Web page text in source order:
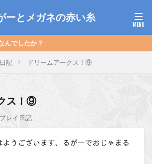
ーとメガネの赤い糸
記 ドリームアークス！⑨
ス！⑨
プレイ日記
ようございます、るがーでおじゃまる